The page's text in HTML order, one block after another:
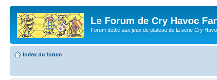
Le Forum de Cry Havoc
Forum dédié aux jeux de plateau de la série Cry
Index du forum